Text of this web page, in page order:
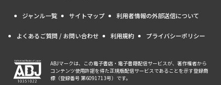
ジャンル一覧 サイトマップ 利用者情報の外部送信について
よくあるご質問 / お問い合わせ 利用規約 プライバシーポリシー
ABJマークは、この電子書店・電子書籍配信サービスが、著作権者から
コンテンツ使用許諾を得た正規版配信サービスであることを示す登録商
標（登録番号 第6091713号）です。